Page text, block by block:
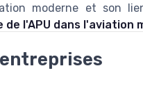
moderne et son
de l'APU dans l'aviation